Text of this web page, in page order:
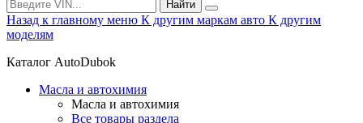
Найти
Назад к главному меню К другим маркам авто К другим
моделям
Каталог AutoDubok
Масла и автохимия
Масла и автохимия
Все товары раздела